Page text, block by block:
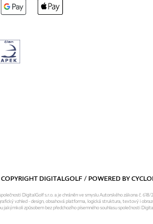
COPYRIGHT DIGITALGOLF / POWERED BY
DigitalGolf s.r.o. a je chráněn ve smyslu Autorského zákona č.
vzhled - design, obsahová platforma, logická struktura, textový i
jakýmkoli způsobem bez předchozího písemného souhlasu společnosti